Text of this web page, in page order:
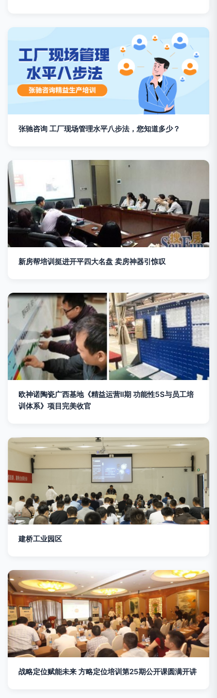
张驰咨询 工厂现场管理水平八步法，您知道多少？
新房帮培训挺进开平四大名盘 卖房神器引惊叹
欧神诺陶瓷广西基地《精益运营II期 功能性5S与员工培
训体系》项目完美收官
建桥工业园区
战略定位赋能未来 方略定位培训第25期公开课圆满开讲